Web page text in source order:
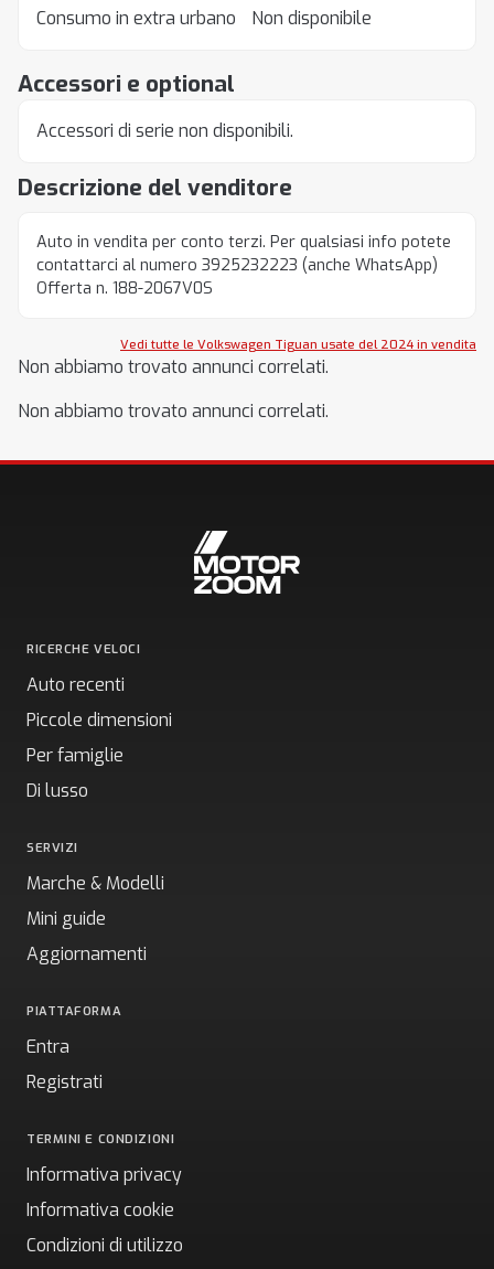
Descrizione del venditore
Auto in vendita per conto terzi. Per qualsiasi info potete
contattarci al numero 3925232223 (anche WhatsApp)
Offerta n. 188-2067V0S
Accessori e optional
Accessori di serie non disponibili.
Consumo in extra urbano
Non disponibile
Vedi tutte le Volkswagen Tiguan usate del 2024 in vendita
Non abbiamo trovato annunci correlati.
Non abbiamo trovato annunci correlati.
RICERCHE VELOCI
Auto recenti
Piccole dimensioni
Per famiglie
Di lusso
SERVIZI
Marche & Modelli
Mini guide
Aggiornamenti
PIATTAFORMA
Entra
Registrati
TERMINI E CONDIZIONI
Informativa privacy
Informativa cookie
Condizioni di utilizzo